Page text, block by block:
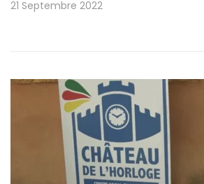
21 Septembre 2022